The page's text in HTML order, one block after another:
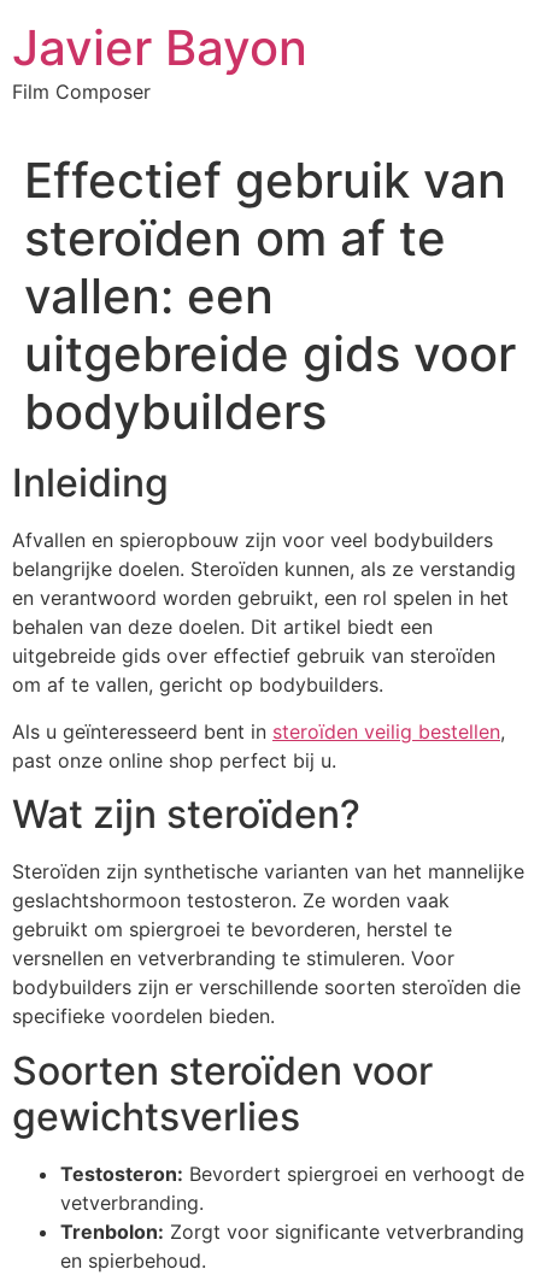
content
Javier Bayon
Film Composer
Effectief gebruik van
steroïden om af te
vallen: een
uitgebreide gids voor
bodybuilders
Inleiding
Afvallen en spieropbouw zijn voor veel bodybuilders
belangrijke doelen. Steroïden kunnen, als ze verstandig
en verantwoord worden gebruikt, een rol spelen in het
behalen van deze doelen. Dit artikel biedt een
uitgebreide gids over effectief gebruik van steroïden
om af te vallen, gericht op bodybuilders.
Als u geïnteresseerd bent in steroïden veilig bestellen,
past onze online shop perfect bij u.
Wat zijn steroïden?
Steroïden zijn synthetische varianten van het mannelijke
geslachtshormoon testosteron. Ze worden vaak
gebruikt om spiergroei te bevorderen, herstel te
versnellen en vetverbranding te stimuleren. Voor
bodybuilders zijn er verschillende soorten steroïden die
specifieke voordelen bieden.
Soorten steroïden voor
gewichtsverlies
Testosteron: Bevordert spiergroei en verhoogt de
vetverbranding.
Trenbolon: Zorgt voor significante vetverbranding
en spierbehoud.